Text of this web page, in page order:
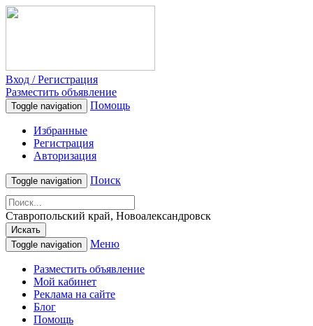
Вход / Регистрация
Разместить объявление
Toggle navigation Помощь
Избранные
Регистрация
Авторизация
Toggle navigation Поиск
Ставропольский край, Новоалександровск
Искать
Toggle navigation
Меню
Разместить объявление
Мой кабинет
Реклама на сайте
Блог
Помощь